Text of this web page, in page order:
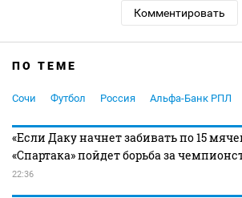
Комментировать
ПО ТЕМЕ
Сочи Футбол Россия Альфа-Банк РПЛ
«Если Даку начнет забивать по 15
«Спартака» пойдет борьба за
22:36